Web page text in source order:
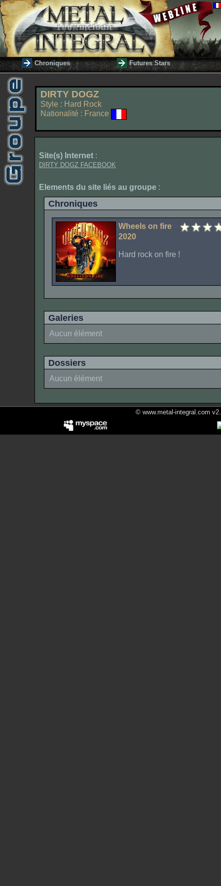
Chroniques Futures Stars
DIRTY DOGZ
Style : Hard Rock
Nationalité : France
Site(s) Internet :
DIRTY DOGZ FACEBOOK
Elements du site liés au groupe :
Chroniques
Wheels on fire
2020
Hard rock on fire !
Galeries
Aucun élément
Dossiers
Aucun élément
© www.metal-integral.com